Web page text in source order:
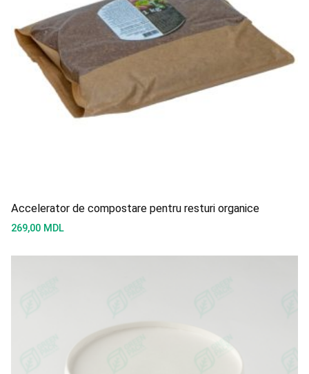
Accelerator de compostare pentru resturi organice
269,00 MDL